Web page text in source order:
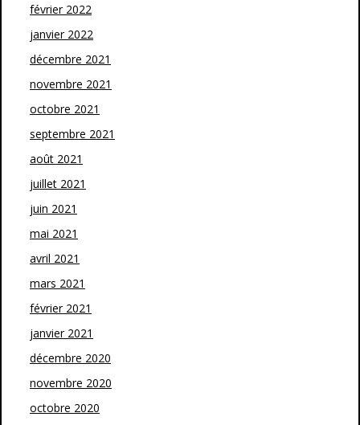
février 2022
janvier 2022
décembre 2021
novembre 2021
octobre 2021
septembre 2021
août 2021
juillet 2021
juin 2021
mai 2021
avril 2021
mars 2021
février 2021
janvier 2021
décembre 2020
novembre 2020
octobre 2020